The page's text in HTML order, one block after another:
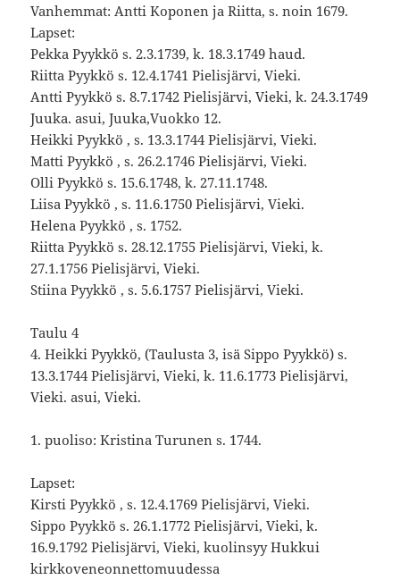
Vanhemmat: Antti Koponen ja Riitta, s. noin 1679.
Lapset:
Pekka Pyykkö s. 2.3.1739, k. 18.3.1749 haud.
Riitta Pyykkö s. 12.4.1741 Pielisjärvi, Vieki.
Antti Pyykkö s. 8.7.1742 Pielisjärvi, Vieki, k. 24.3.1749
Juuka. asui, Juuka,Vuokko 12.
Heikki Pyykkö , s. 13.3.1744 Pielisjärvi, Vieki.
Matti Pyykkö , s. 26.2.1746 Pielisjärvi, Vieki.
Olli Pyykkö s. 15.6.1748, k. 27.11.1748.
Liisa Pyykkö , s. 11.6.1750 Pielisjärvi, Vieki.
Helena Pyykkö , s. 1752.
Riitta Pyykkö s. 28.12.1755 Pielisjärvi, Vieki, k.
27.1.1756 Pielisjärvi, Vieki.
Stiina Pyykkö , s. 5.6.1757 Pielisjärvi, Vieki.
Taulu 4
4. Heikki Pyykkö, (Taulusta 3, isä Sippo Pyykkö) s.
13.3.1744 Pielisjärvi, Vieki, k. 11.6.1773 Pielisjärvi,
Vieki. asui, Vieki.
1. puoliso: Kristina Turunen s. 1744.
Lapset:
Kirsti Pyykkö , s. 12.4.1769 Pielisjärvi, Vieki.
Sippo Pyykkö s. 26.1.1772 Pielisjärvi, Vieki, k.
16.9.1792 Pielisjärvi, Vieki, kuolinsyy Hukkui
kirkkoveneonnettomuudessa